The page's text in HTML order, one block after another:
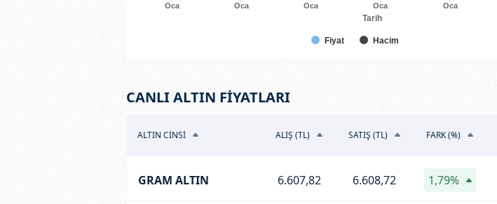
Tarih
Fiyat Hacim
Oca Oca Oca Oca Oca
CANLI ALTIN FİYATLARI
ALTIN CİNSİ ALIŞ (TL) SATIŞ (TL) FARK (%)
GRAM ALTIN 6.607,82 6.608,72 1,79%